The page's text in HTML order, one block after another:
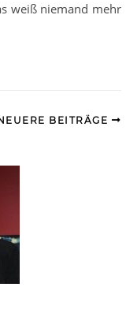
weiß niemand mehr
BEITRÄGE